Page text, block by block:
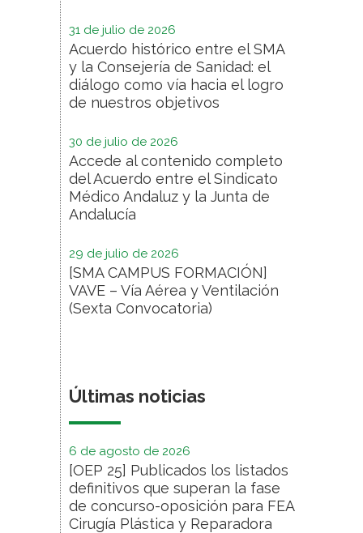
31 de julio de 2026
Acuerdo histórico entre el SMA
y la Consejería de Sanidad: el
diálogo como vía hacia el logro
de nuestros objetivos
30 de julio de 2026
Accede al contenido completo
del Acuerdo entre el Sindicato
Médico Andaluz y la Junta de
Andalucía
29 de julio de 2026
[SMA CAMPUS FORMACIÓN]
VAVE – Vía Aérea y Ventilación
(Sexta Convocatoria)
Últimas noticias
6 de agosto de 2026
[OEP 25] Publicados los listados
definitivos que superan la fase
de concurso-oposición para FEA
Cirugía Plástica y Reparadora